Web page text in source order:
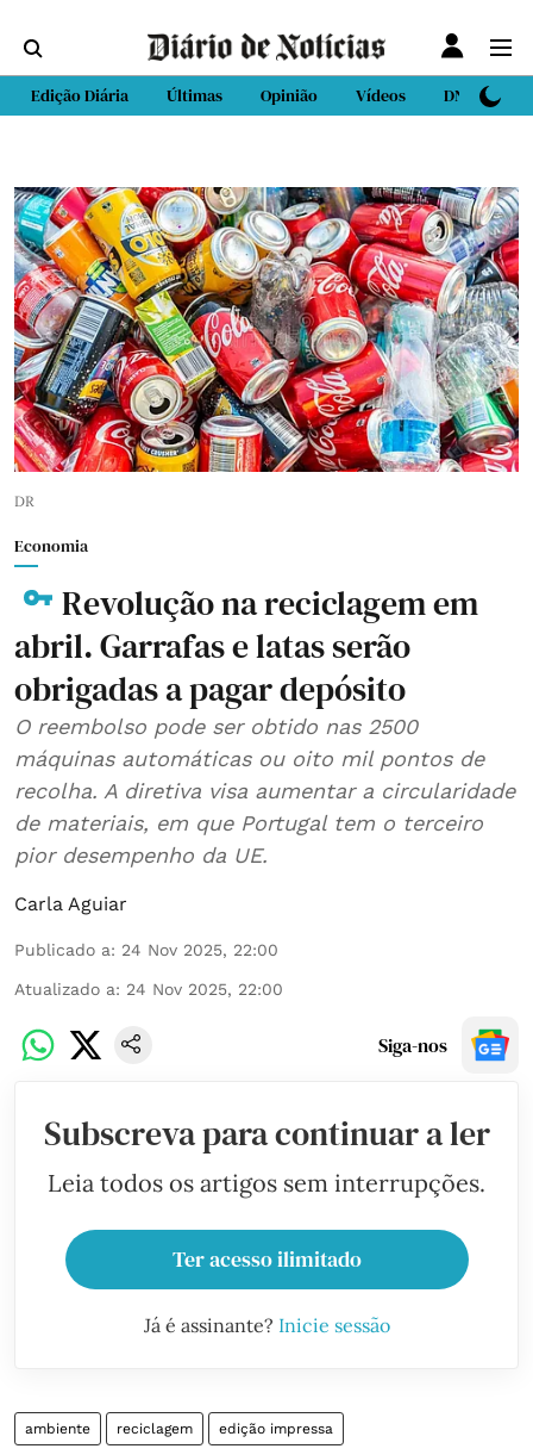
Edição Diária Últimas Opinião Vídeos DN Sport
DR
Economia
Revolução na reciclagem em
abril. Garrafas e latas serão
obrigadas a pagar depósito
O reembolso pode ser obtido nas 2500
máquinas automáticas ou oito mil pontos de
recolha. A diretiva visa aumentar a circularidade
de materiais, em que Portugal tem o terceiro
pior desempenho da UE.
Carla Aguiar
Publicado a: 24 Nov 2025, 22:00
Atualizado a: 24 Nov 2025, 22:00
Siga-nos
Subscreva para continuar a ler
Leia todos os artigos sem interrupções.
Ter acesso ilimitado
Já é assinante? Inicie sessão
ambiente reciclagem edição impressa